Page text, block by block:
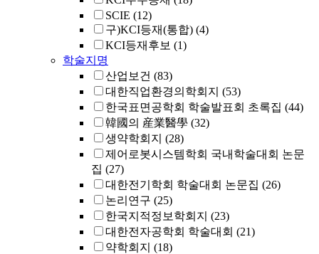
SCIE (12)
구)KCI등재(통합) (4)
KCI등재후보 (1)
학술지명
산업보건 (83)
대한직업환경의학회지 (53)
한국표면공학회 학술발표회 초록집 (44)
韓國의 産業醫學 (32)
생약학회지 (28)
제어로봇시스템학회 국내학술대회 논문
집 (27)
대한전기학회 학술대회 논문집 (26)
논리연구 (25)
한국지적정보학회지 (23)
대한전자공학회 학술대회 (21)
약학회지 (18)